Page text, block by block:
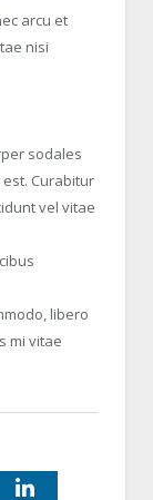
arcu et
nisi
sodales
Curabitur
vel vitae
libero
mi vitae
LinkedIn